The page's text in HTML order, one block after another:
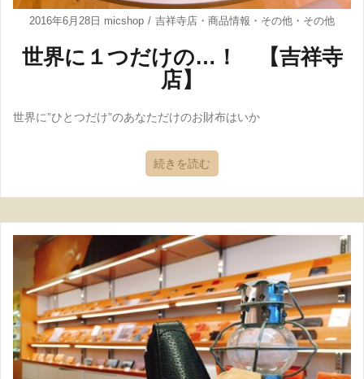
2016年6月28日 micshop 吉祥寺店 ・ 商品情報 ・ その他 ・ その他
世界に１つだけの…！ 【吉祥寺
店】
世界に”ひとつだけ”のあなただけのお財布はいか
続きを読む